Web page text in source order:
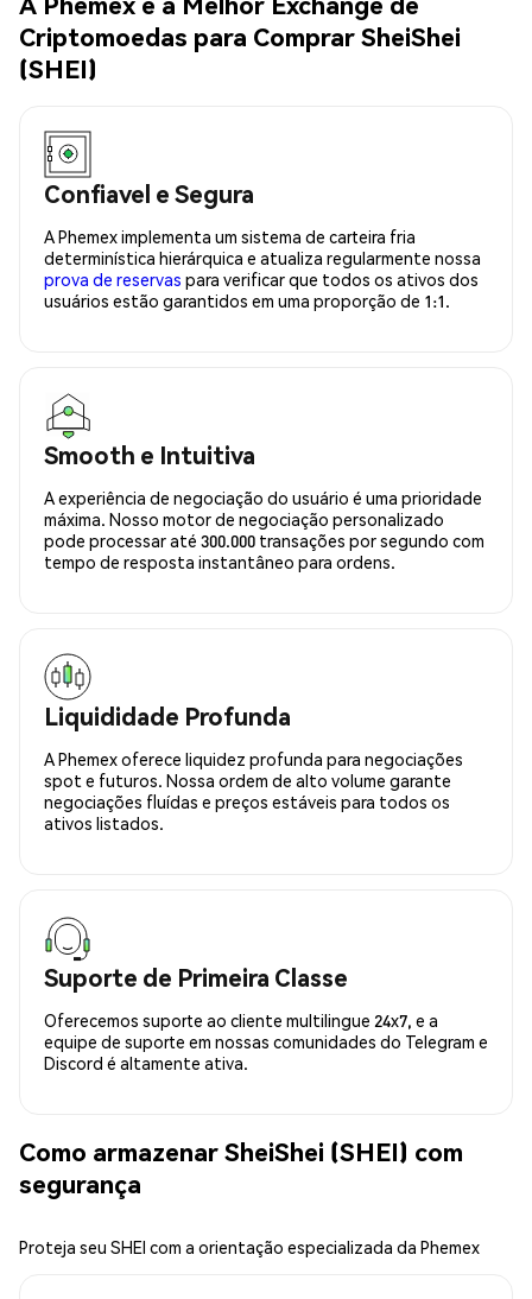
Criptomoedas para Comprar SheiShei
(SHEI)
Confiavel e Segura
A Phemex implementa um sistema de carteira fria
determinística hierárquica e atualiza regularmente nossa
prova de reservas para verificar que todos os ativos dos
usuários estão garantidos em uma proporção de 1:1.
Smooth e Intuitiva
A experiência de negociação do usuário é uma prioridade
máxima. Nosso motor de negociação personalizado
pode processar até 300.000 transações por segundo com
tempo de resposta instantâneo para ordens.
Liquididade Profunda
A Phemex oferece liquidez profunda para negociações
spot e futuros. Nossa ordem de alto volume garante
negociações fluídas e preços estáveis para todos os
ativos listados.
Suporte de Primeira Classe
Oferecemos suporte ao cliente multilingue 24x7, e a
equipe de suporte em nossas comunidades do Telegram e
Discord é altamente ativa.
Como armazenar SheiShei (SHEI) com
segurança
Proteja seu SHEI com a orientação especializada da Phemex